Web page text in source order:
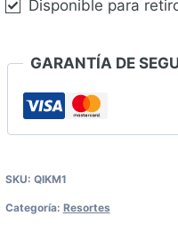
Disponible para
GARANTÍA DE
SKU: QIKM1
Categoría: Resortes